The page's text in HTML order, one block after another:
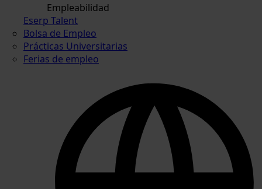
Empleabilidad
Eserp Talent
Bolsa de Empleo
Prácticas Universitarias
Ferias de empleo